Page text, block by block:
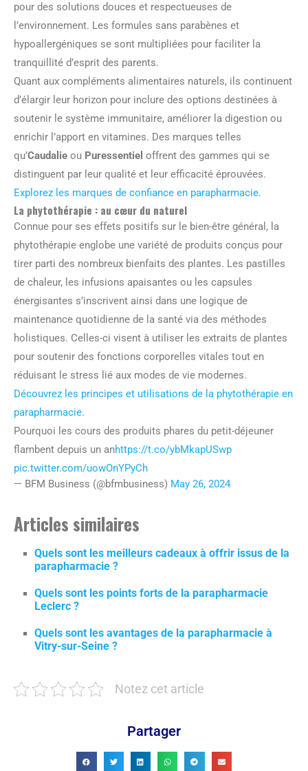
pour des solutions douces et respectueuses de
l’environnement. Les formules sans parabènes et
hypoallergéniques se sont multipliées pour faciliter la
tranquillité d’esprit des parents.
Quant aux compléments alimentaires naturels, ils continuent
d’élargir leur horizon pour inclure des options destinées à
soutenir le système immunitaire, améliorer la digestion ou
enrichir l’apport en vitamines. Des marques telles
qu’Caudalie ou Puressentiel offrent des gammes qui se
distinguent par leur qualité et leur efficacité éprouvées.
Explorez les marques de confiance en parapharmacie.
La phytothérapie : au cœur du naturel
Connue pour ses effets positifs sur le bien-être général, la
phytothérapie englobe une variété de produits conçus pour
tirer parti des nombreux bienfaits des plantes. Les pastilles
de chaleur, les infusions apaisantes ou les capsules
énergisantes s’inscrivent ainsi dans une logique de
maintenance quotidienne de la santé via des méthodes
holistiques. Celles-ci visent à utiliser les extraits de plantes
pour soutenir des fonctions corporelles vitales tout en
réduisant le stress lié aux modes de vie modernes.
Découvrez les principes et utilisations de la phytothérapie en
parapharmacie.
Pourquoi les cours des produits phares du petit-déjeuner
flambent depuis un anhttps://t.co/ybMkapUSwp
pic.twitter.com/uowOnYPyCh
— BFM Business (@bfmbusiness) May 26, 2024
Articles similaires
Quels sont les meilleurs cadeaux à offrir issus de la
parapharmacie ?
Quels sont les points forts de la parapharmacie
Leclerc ?
Quels sont les avantages de la parapharmacie à
Vitry-sur-Seine ?
Notez cet article
Partager